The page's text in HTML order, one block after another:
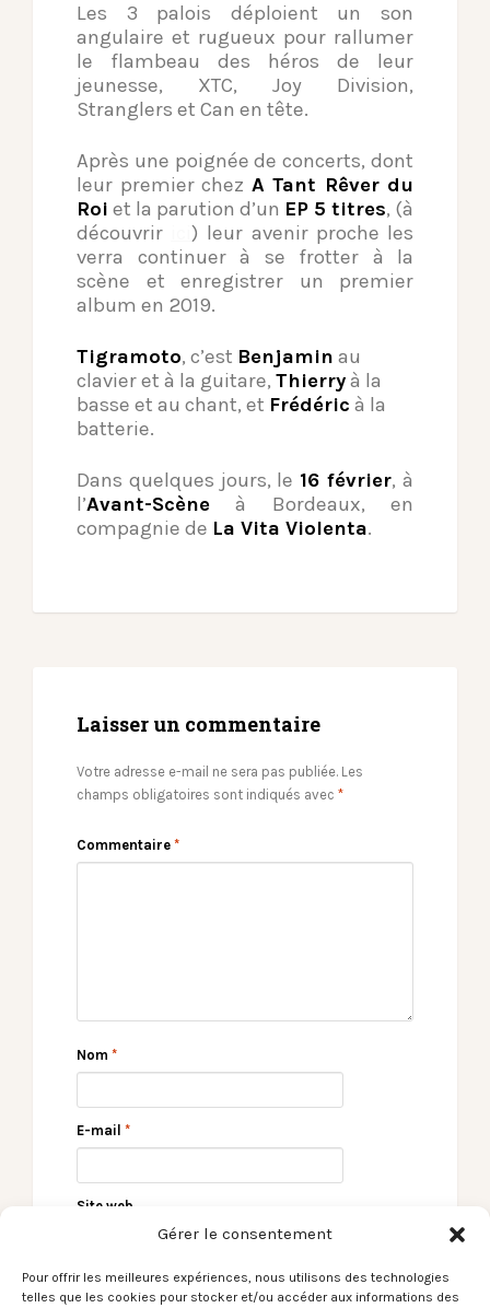
Gérer le consentement
Pour offrir les meilleures expériences, nous utilisons des technologies
telles que les cookies pour stocker et/ou accéder aux informations des
Les 3 palois déploient un son
angulaire et rugueux pour rallumer
le flambeau des héros de leur
jeunesse, XTC, Joy Division,
Stranglers et Can en tête.
Après une poignée de concerts, dont
leur premier chez A Tant Rêver du
Roi et la parution d’un EP 5 titres, (à
découvrir
ici) leur avenir proche les
verra continuer à se frotter à la
scène et enregistrer un premier
album en 2019.
Tigramoto, c’est Benjamin au
clavier et à la guitare, Thierryà la
basse et au chant, et Frédéric à la
batterie.
Dans quelques jours, le 16 février, à
l’Avant-Scène à Bordeaux, en
compagnie de La Vita Violenta.
Laisser un commentaire
Votre adresse e-mail ne sera pas publiée. Les
champs obligatoires sont indiqués avec *
Commentaire *
Nom *
E-mail *
Site web